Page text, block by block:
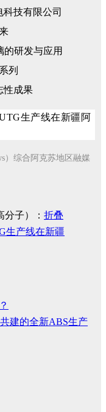
技有限公司
的研发与应用
列
性成果
）综合阿克苏地区融媒
子）： 折叠
生产线在新疆
建的全新ABS生产